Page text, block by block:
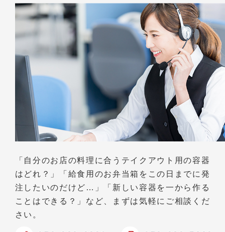
「自分のお店の料理に合うテイクアウト用の容器
はどれ？」
「給食用のお弁当箱をこの日までに発
注したいのだけど…」
「新しい容器を一から作る
ことはできる？」など、
まずは気軽にご相談くだ
さい。